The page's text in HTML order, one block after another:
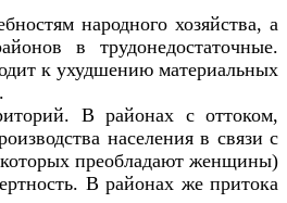
народного хозяйства, а
в трудонедостаточные.
к ухудшению материальных
В районах с оттоком,
населения в связи с
которых преобладают женщины)
В районах же притока